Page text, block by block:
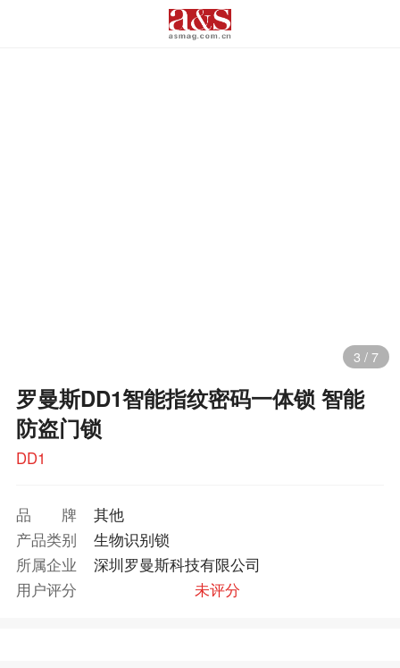
3 /7
罗曼斯DD1智能指纹密码一体锁 智能
防盗门锁
DD1
品牌
其他
产品类别
生物识别锁
所属企业
深圳罗曼斯科技有限公司
用户评分
未评分